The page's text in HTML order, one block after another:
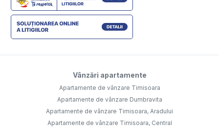
Vânzări apartamente
Apartamente de vânzare Timisoara
Apartamente de vânzare Dumbravita
Apartamente de vânzare Timisoara, Aradului
Apartamente de vânzare Timisoara, Central